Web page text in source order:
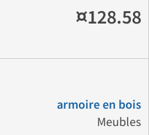
¤128.58
armoire en bois
Meubles